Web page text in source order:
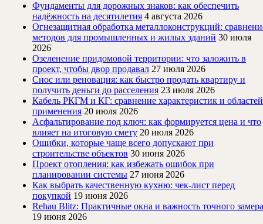
Фундаменты для дорожных знаков: как обеспечить
надёжность на десятилетия 4 августа 2026
Огнезащитная обработка металлоконструкций:
методов для промышленных и жилых зданий 30 июля
2026
Озеленение придомовой территории: что заложить в
проект, чтобы двор продавал 27 июля 2026
Снос или реновация: как быстро продать квартиру и
получить деньги до расселения 23 июля 2026
Кабель РКГМ и КГ: сравнение характеристик и областей
применения 20 июля 2026
Асфальтирование под ключ: как формируется цена и что
влияет на итоговую смету 20 июля 2026
Ошибки, которые чаще всего допускают при
строительстве объектов 30 июня 2026
Проект отопления: как избежать ошибок при
планировании системы 27 июня 2026
Как выбрать качественную кухню: чек-лист перед
покупкой 19 июня 2026
Rehau Blitz: Практичные окна и важность точного замера
19 июня 2026